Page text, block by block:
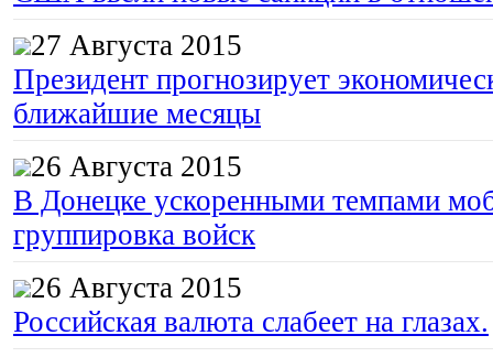
27 Августа 2015
Президент прогнозирует
ближайшие месяцы
26 Августа 2015
В Донецке ускоренными темпами
группировка войск
26 Августа 2015
Российская валюта слабеет на глазах.